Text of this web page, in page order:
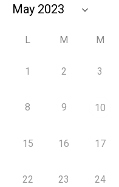
L M M
1 2 3
8 9 10
15 16 17
22 23 24